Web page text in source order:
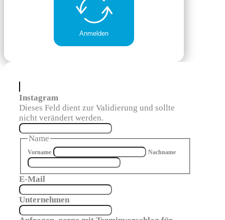
Anmelden
Instagram
Dieses Feld dient zur Validierung und sollte
nicht verändert werden.
Name
Vorname Nachname
E-Mail
Unternehmen